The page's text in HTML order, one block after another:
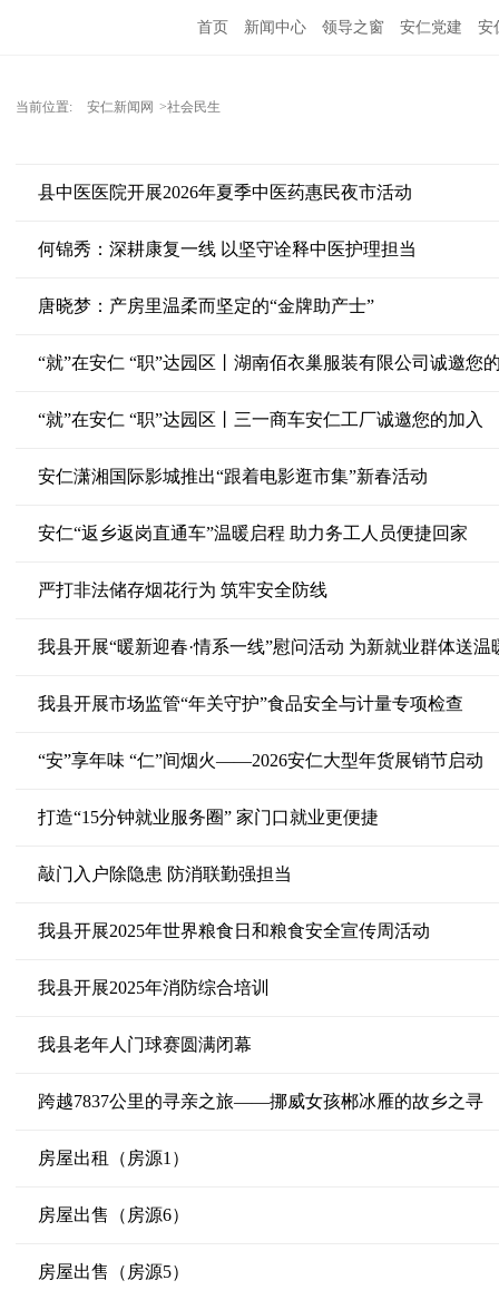
首页 新闻中心 领导之窗 安仁党建 安
当前位置: 安仁新闻网 >社会民生
县中医医院开展2026年夏季中医药惠民夜市活动
何锦秀：深耕康复一线 以坚守诠释中医护理担当
唐晓梦：产房里温柔而坚定的“金牌助产士”
“就”在安仁 “职”达园区丨湖南佰衣巢服装有限公司诚邀您
“就”在安仁 “职”达园区丨三一商车安仁工厂诚邀您的加入
安仁潇湘国际影城推出“跟着电影逛市集”新春活动
安仁“返乡返岗直通车”温暖启程 助力务工人员便捷回家
严打非法储存烟花行为 筑牢安全防线
我县开展“暖新迎春·情系一线”慰问活动 为新就业群体送温
我县开展市场监管“年关守护”食品安全与计量专项检查
“安”享年味 “仁”间烟火——2026安仁大型年货展销节启动
打造“15分钟就业服务圈” 家门口就业更便捷
敲门入户除隐患 防消联勤强担当
我县开展2025年世界粮食日和粮食安全宣传周活动
我县开展2025年消防综合培训
我县老年人门球赛圆满闭幕
跨越7837公里的寻亲之旅——挪威女孩郴冰雁的故乡之寻
房屋出租（房源1）
房屋出售（房源6）
房屋出售（房源5）